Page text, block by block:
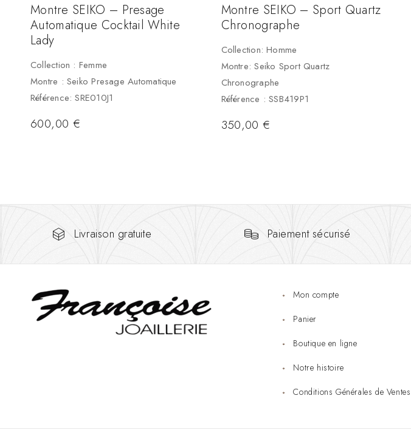
Montre SEIKO – Presage
Automatique Cocktail White
Lady
Collection : Femme
Montre : Seiko Presage Automatique
Référence: SRE010J1
600,00 €
Montre SEIKO – Sport Quartz
Chronographe
Collection: Homme
Montre: Seiko Sport Quartz
Chronographe
Référence : SSB419P1
350,00€
Livraison gratuite Paiement sécurisé
Mon compte
Panier
Boutique en ligne
Notre histoire
Conditions Générales de Ventes